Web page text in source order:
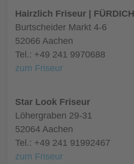
Hairzlich Friseur |
Burtscheider Markt 4-6
52066 Aachen
Tel.: +49 241 9970688
zum Friseur
Star Look Friseur
Löhergraben 29-31
52064 Aachen
Tel.: +49 241 91992467
zum Friseur